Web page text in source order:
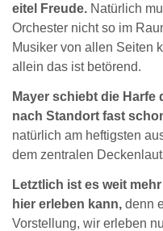
eitel Freude. Natürlich
Orchester nicht so im
Musiker von allen Seiten
allein das ist betörend.
Mayer schiebt die
nach Standort fast
natürlich am heftigsten
dem zentralen
Letztlich ist es weit
hier erleben kann, denn
Vorstellung, wir erleben